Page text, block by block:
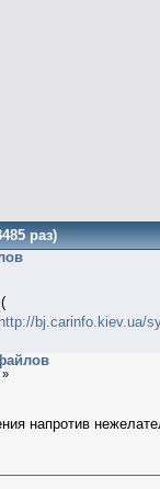
раз)
http://bj.carinfo.kiev.ua/
»
напротив